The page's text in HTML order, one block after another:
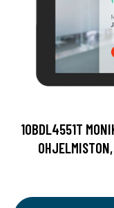
10BDL4551T